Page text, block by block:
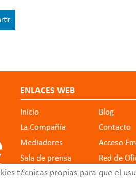
técnicas propias para que el
ENLACES WEB
Inicio
La Compañía
Mediadores
Sala de prensa
Blog
Contacto
Acceso
Red de